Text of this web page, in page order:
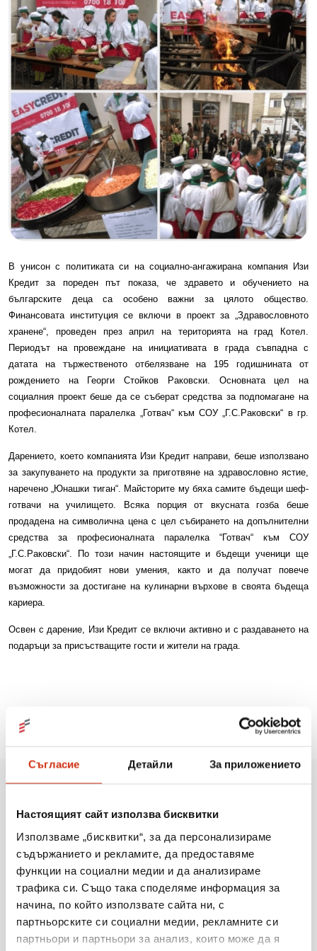
Съгласие Детайли За приложението
Настоящият сайт използва бисквитки
Използваме „бисквитки“, за да персонализираме
съдържанието и рекламите, да предоставяме
функции на социални медии и да анализираме
трафика си. Също така споделяме информация за
начина, по който използвате сайта ни, с
партньорските си социални медии, рекламните си
партньори и партньори за анализ, които може да я
В унисон с политиката си на социално-ангажирана компания Изи
Кредит за пореден път показа, че здравето и обучението на
българските деца
са особено важни за цялото общество.
Финансовата институция се включи в проект за „Здравословното
хранене“, проведен през април на територията на град Котел.
Периодът на провеждане на инициативата в града съвпадна с
датата на тържественото отбелязване на 195 годишнината от
рождението на Георги Стойков Раковски. Основната цел на
социалния проект беше да се съберат средства за подпомагане на
професионалната паралелка „Готвач“ към СОУ „Г.С.Раковски“ в гр.
Котел.
Дарението, което компанията Изи Кредит направи, беше използвано
за закупуването на продукти за приготвяне на здравословно ястие,
наречено „Юнашки тиган“. Майсторите му бяха самите бъдещи шеф-
готвачи на училището. Всяка порция от вкусната гозба беше
продадена на символична цена с цел събирането на допълнителни
средства за професионалната паралелка “Готвач“ към СОУ
„Г.С.Раковски“. По този начин настоящите и бъдещи ученици ще
могат да придобият нови умения, както и да получат повече
възможности за достигане на кулинарни върхове в своята бъдеща
кариера.
Освен с дарение, Изи Кредит се включи активно и с раздаването на
подаръци за присъстващите гости и жители на града.
Още новини
31.07.2026
„Мобилен кабинет за репродуктивно здраве“
посети три населени места в община Разград
Виж повече